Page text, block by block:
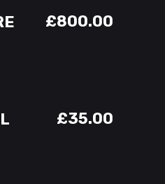
£800.00
£35.00